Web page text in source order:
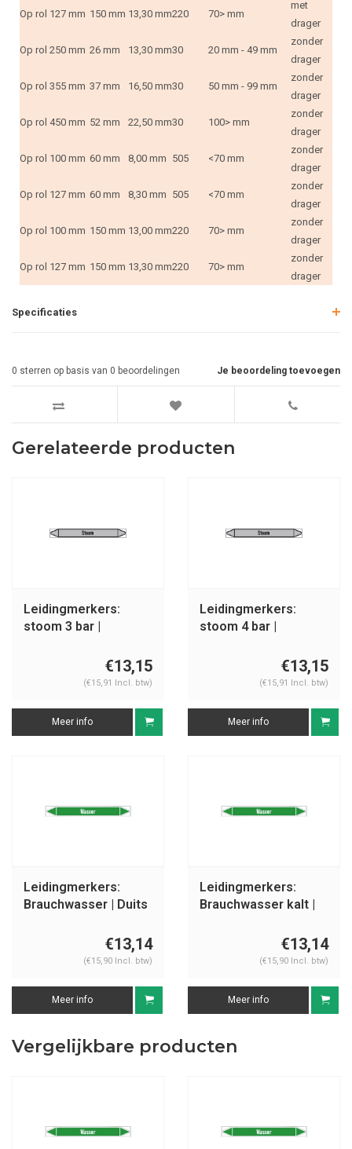
Op rol 127 mm 150 mm 13,30 mm220 70> mm
met
drager
Op rol 250 mm 26 mm 13,30 mm30 20 mm - 49 mm
zonder
drager
Op rol 355 mm 37 mm 16,50 mm30 50 mm - 99 mm
zonder
drager
Op rol 450 mm 52 mm 22,50 mm30 100> mm
zonder
drager
Op rol 100 mm 60 mm 8,00 mm 505 <70 mm
zonder
drager
Op rol 127 mm 60 mm 8,30 mm 505 <70 mm
zonder
drager
Op rol 100 mm 150 mm 13,00 mm220 70> mm
zonder
drager
Op rol 127 mm 150 mm 13,30 mm220 70> mm
zonder
drager
Specificaties
Je beoordeling toevoegen
0 sterren op basis van 0 beoordelingen
Gerelateerde producten
Leidingmerkers:
stoom 3 bar |
€13,15
(€15,91 Incl. btw)
Meer info
Leidingmerkers:
stoom 4 bar |
€13,15
(€15,91 Incl. btw)
Meer info
Leidingmerkers:
Brauchwasser | Duits
€13,14
(€15,90 Incl. btw)
Meer info
Leidingmerkers:
Brauchwasser kalt |
€13,14
(€15,90 Incl. btw)
Meer info
Vergelijkbare producten